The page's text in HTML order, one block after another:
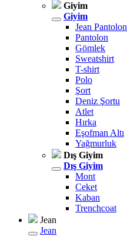
Giyim
Giyim
Jean Pantolon
Pantolon
Gömlek
Sweatshirt
T-shirt
Polo
Şort
Deniz Şortu
Atlet
Hırka
Eşofman Altı
Yağmurluk
Dış Giyim
Dış Giyim
Mont
Ceket
Kaban
Trenchcoat
Jean
Jean